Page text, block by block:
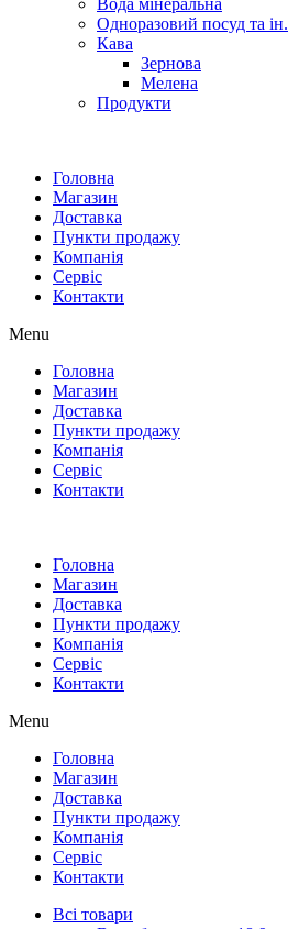
Вода мінеральна
Одноразовий посуд та ін.
Кава
Зернова
Мелена
Продукти
Головна
Магазин
Доставка
Пункти продажу
Компанія
Сервіс
Контакти
Menu
Головна
Магазин
Доставка
Пункти продажу
Компанія
Сервіс
Контакти
Головна
Магазин
Доставка
Пункти продажу
Компанія
Сервіс
Контакти
Menu
Головна
Магазин
Доставка
Пункти продажу
Компанія
Сервіс
Контакти
Всі товари